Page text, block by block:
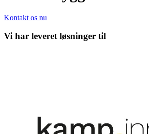
Kontakt os nu
Vi har leveret løsninger til